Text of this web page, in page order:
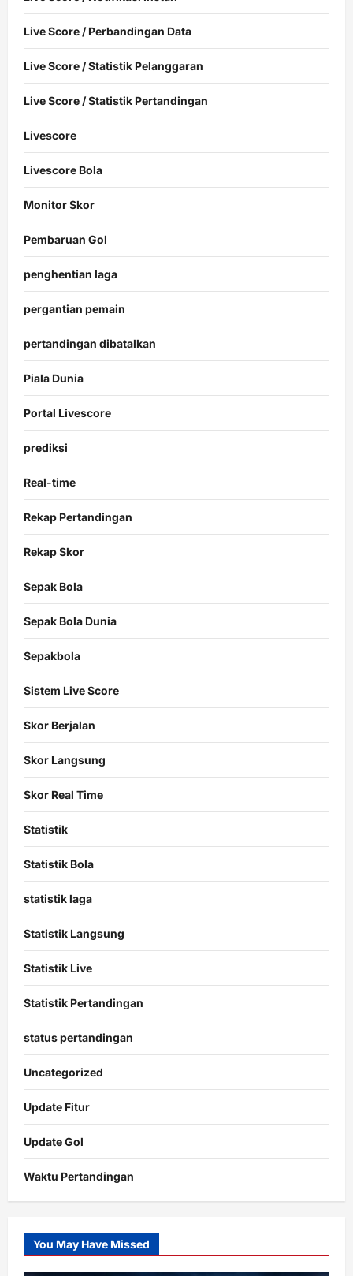
Live Score / Perbandingan Data
Live Score / Statistik Pelanggaran
Live Score / Statistik Pertandingan
Livescore
Livescore Bola
Monitor Skor
Pembaruan Gol
penghentian laga
pergantian pemain
pertandingan dibatalkan
Piala Dunia
Portal Livescore
prediksi
Real-time
Rekap Pertandingan
Rekap Skor
Sepak Bola
Sepak Bola Dunia
Sepakbola
Sistem Live Score
Skor Berjalan
Skor Langsung
Skor Real Time
Statistik
Statistik Bola
statistik laga
Statistik Langsung
Statistik Live
Statistik Pertandingan
status pertandingan
Uncategorized
Update Fitur
Update Gol
Waktu Pertandingan
Slot
Gacor
You May Have Missed